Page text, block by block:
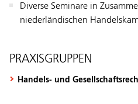
Diverse Seminare in
niederländischen
PRAXISGRUPPEN
Handels- und